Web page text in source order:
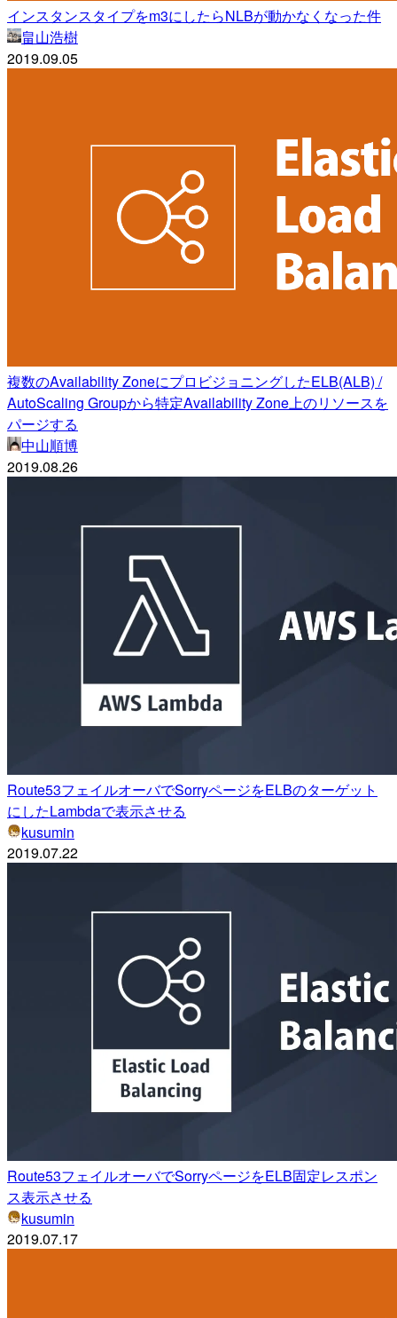
インスタンスタイプをm3にしたらNLBが動かなくなった件
畠山浩樹
2019.09.05
複数のAvailability ZoneにプロビジョニングしたELB(ALB) /
AutoScaling Groupから特定Availability Zone上のリソースを
パージする
中山順博
2019.08.26
Route53フェイルオーバでSorryページをELBのターゲット
にしたLambdaで表示させる
kusumin
2019.07.22
Route53フェイルオーバでSorryページをELB固定レスポン
ス表示させる
kusumin
2019.07.17